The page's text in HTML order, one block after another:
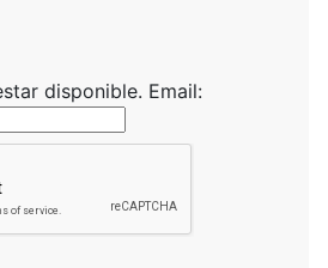
disponible. Email: